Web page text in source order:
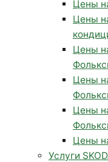
Цены
Цены
Цены
Цены
Цены
Цены
Услуги